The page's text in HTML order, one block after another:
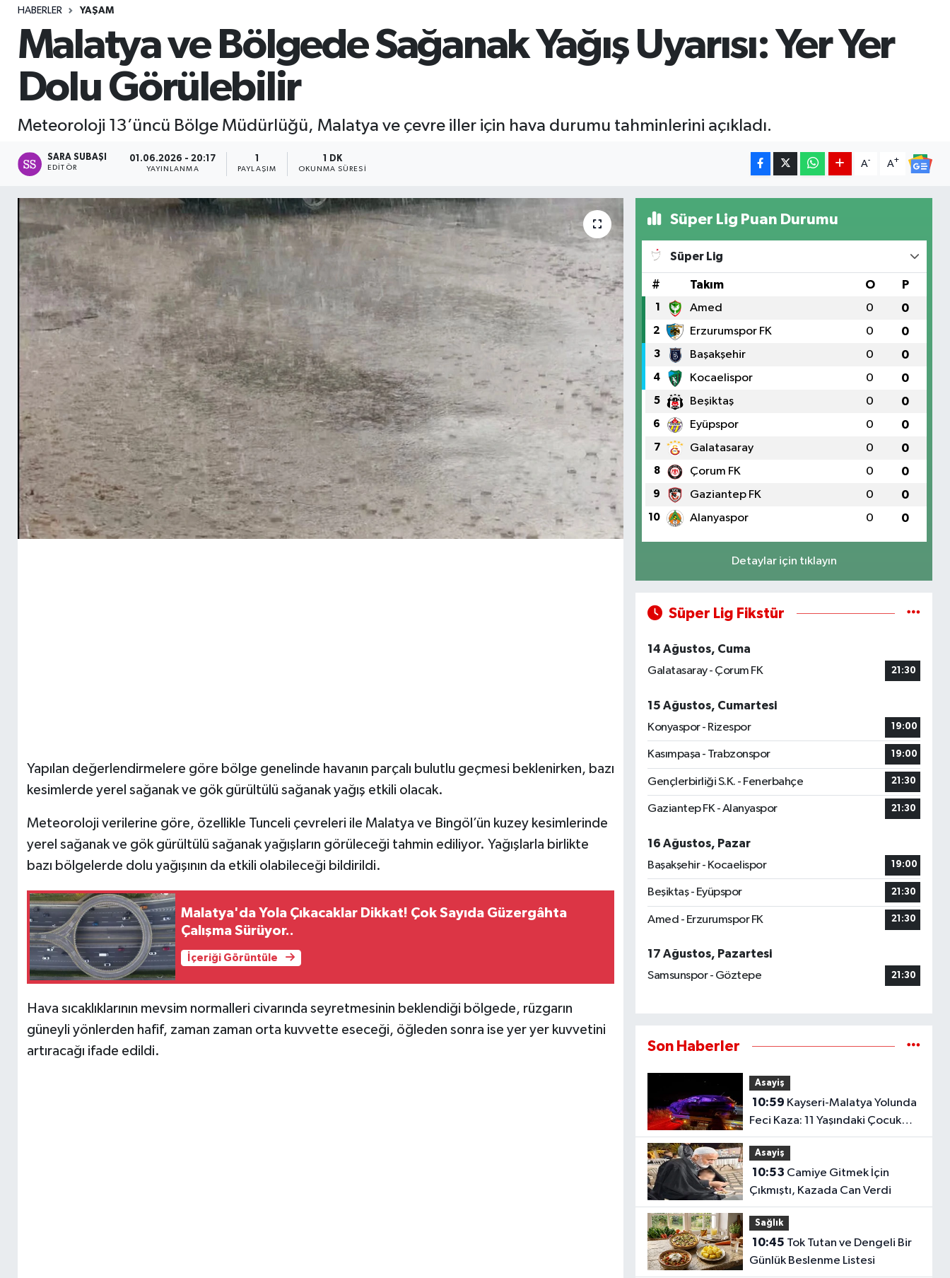
HABERLER YAŞAM
Malatya ve Bölgede Sağanak Yağış Uyarısı: Yer Yer
Dolu Görülebilir
Meteoroloji 13’üncü Bölge Müdürlüğü, Malatya ve çevre iller için hava durumu tahminlerini açıkladı.
SARA SUBAŞI
EDITÖR
01.06.2026 - 20:17
YAYINLANMA
1
PAYLAŞIM
1 DK
OKUNMA SÜRESI
A- A+
Yapılan değerlendirmelere göre bölge genelinde havanın parçalı bulutlu geçmesi beklenirken, bazı
kesimlerde yerel sağanak ve gök gürültülü sağanak yağış etkili olacak.
Meteoroloji verilerine göre, özellikle Tunceli çevreleri ile Malatya ve Bingöl’ün kuzey kesimlerinde
yerel sağanak ve gök gürültülü sağanak yağışların görüleceği tahmin ediliyor. Yağışlarla birlikte
bazı bölgelerde dolu yağışının da etkili olabileceği bildirildi.
Malatya'da Yola Çıkacaklar Dikkat! Çok Sayıda Güzergâhta
Çalışma Sürüyor..
İçeriği Görüntüle
Hava sıcaklıklarının mevsim normalleri civarında seyretmesinin beklendiği bölgede, rüzgarın
güneyli yönlerden hafif, zaman zaman orta kuvvette eseceği, öğleden sonra ise yer yer kuvvetini
artıracağı ifade edildi.
Süper Lig Puan Durumu
Süper Lig
# Takım O P
1 Amed 0 0
2 Erzurumspor FK 0 0
3 Başakşehir 0 0
4 Kocaelispor 0 0
5 Beşiktaş 0 0
6 Eyüpspor 0 0
7 Galatasaray 0 0
8 Çorum FK 0 0
9 Gaziantep FK 0 0
10 Alanyaspor 0 0
Detaylar için tıklayın
Süper Lig Fikstür
14 Ağustos, Cuma
Galatasaray - Çorum FK
21:30
15 Ağustos, Cumartesi
Konyaspor - Rizespor
19:00
Kasımpaşa - Trabzonspor 19:00
Gençlerbirliği S.K. - Fenerbahçe 21:30
Gaziantep FK - Alanyaspor 21:30
16 Ağustos, Pazar
Başakşehir - Kocaelispor
19:00
Beşiktaş - Eyüpspor 21:30
Amed - Erzurumspor FK 21:30
17 Ağustos, Pazartesi
Samsunspor - Göztepe
21:30
Son Haberler
Asayiş
10:59
Feci Kaza: 11 Yaşındaki Çocuk
Hayatını Kaybetti!
Asayiş
10:53
Çıkmıştı, Kazada Can Verdi
Sağlık
10:45
Günlük Beslenme Listesi
Seri İlan
Siyaset
Spor
Yaşam